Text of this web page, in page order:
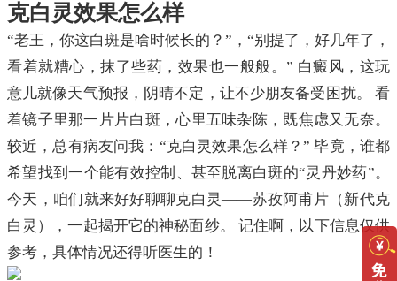
克白灵效果怎么样
“老王，你这白斑是啥时候长的？”，“别提了，好几年了，
看着就糟心，抹了些药，效果也一般般。” 白癜风，这玩
意儿就像天气预报，阴晴不定，让不少朋友备受困扰。 看
着镜子里那一片片白斑，心里五味杂陈，既焦虑又无奈。
较近，总有病友问我：“克白灵效果怎么样？” 毕竟，谁都
希望找到一个能有效控制、甚至脱离白斑的“灵丹妙药”。
今天，咱们就来好好聊聊克白灵——苏孜阿甫片（新代克
白灵），一起揭开它的神秘面纱。 记住啊，以下信息仅供
参考，具体情况还得听医生的！